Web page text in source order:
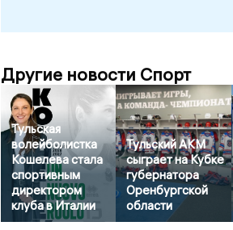
Другие новости Спорт
Тульская
волейболистка
Кошелева стала
спортивным
директором
клуба в Италии
Тульский АКМ
сыграет на Кубке
губернатора
Оренбургской
области